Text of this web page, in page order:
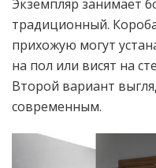
Экземпляр занимает
традиционный.
прихожую могут
на пол или висят на
Второй вариант
современным.